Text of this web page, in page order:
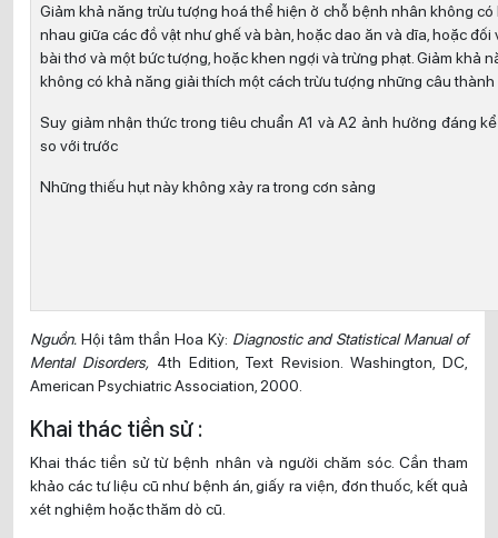
Giảm khả năng trừu tượng hoá thể hiện ở chỗ bệnh nhân không
nhau giữa các đồ vật như ghế và bàn, hoặc dao ăn và dĩa, hoặc
bài thơ và một bức tượng, hoặc khen ngợi và trừng phạt. Giảm khả
không có khả năng giải thích một cách trừu tượng những câu
Suy giảm nhận thức trong tiêu chuẩn A1 và A2 ảnh hưởng đáng
so với trước
Những thiếu hụt này không xảy ra trong cơn sảng
Nguồn. Hội tâm thần Hoa Kỳ: Diagnostic and Statistical Manual of
Mental Disorders, 4th Edition, Text Revision. Washington, DC,
American Psychiatric Association, 2000.
Khai thác tiền sử :
Khai thác tiền sử từ bệnh nhân và người chăm sóc. Cần tham
khảo các tư liệu cũ như bệnh án, giấy ra viện, đơn thuốc, kết quả
xét nghiệm hoặc thăm dò cũ.